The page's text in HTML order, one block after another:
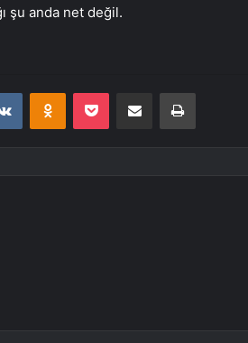
şu anda net değil.
VKontakteOdnoklassniki
Pocket E-Posta ile paylaş Yazdır